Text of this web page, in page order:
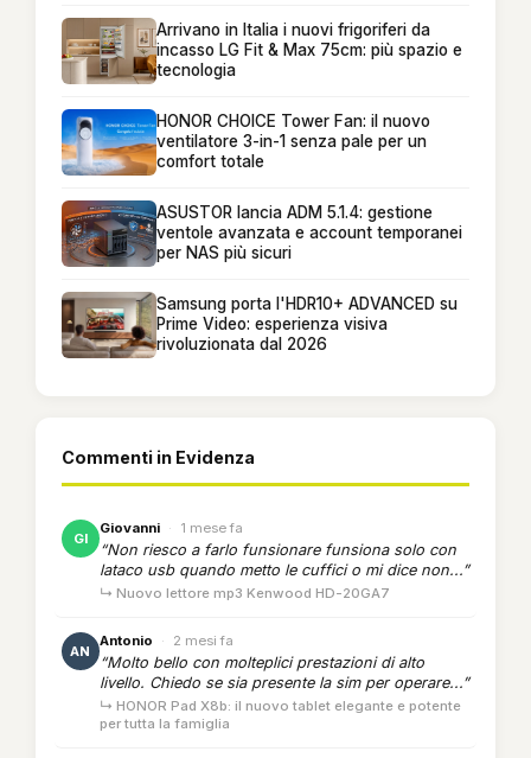
Arrivano in Italia i nuovi frigoriferi da
incasso LG Fit & Max 75cm: più spazio e
tecnologia
HONOR CHOICE Tower Fan: il nuovo
ventilatore 3-in-1 senza pale per un
comfort totale
ASUSTOR lancia ADM 5.1.4: gestione
ventole avanzata e account temporanei
per NAS più sicuri
Samsung porta l'HDR10+ ADVANCED su
Prime Video: esperienza visiva
rivoluzionata dal 2026
Commenti in Evidenza
GI
Giovanni · 1 mese fa
“Non riesco a farlo funsionare funsiona solo con
lataco usb quando metto le cuffici o mi dice non...”
↳ Nuovo lettore mp3 Kenwood HD-20GA7
AN
Antonio · 2 mesi fa
“Molto bello con molteplici prestazioni di alto
livello. Chiedo se sia presente la sim per operare...”
↳ HONOR Pad X8b: il nuovo tablet elegante e potente
per tutta la famiglia